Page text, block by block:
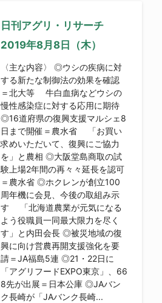
日刊アグリ・リサーチ
2019年8月8日（木）
〈主な内容〉 ◎ウシの疾病に対
する新たな制御法の効果を確認
＝北大等 牛白血病などウシの
慢性感染症に対する応用に期待
◎16道府県の復興支援マルシェ8
日まで開催＝農水省 「お買い
求めいただいて、復興にご協力
を」と農相 ◎大阪堂島商取の試
験上場2年間の再々々延長を認可
＝農水省 ◎ホクレンが創立100
周年機に会見、今後の取組み示
す 「北海道農業が元気になる
よう役職員一同最大限力を尽く
す」と内田会長 ◎被災地域の復
興に向け営農再開支援強化を要
請＝JA福島5連 ◎21・22日に
「アグリフードEXPO東京」、66
8先が出展＝日本公庫 ◎JAバン
ク長崎が「JAバンク長崎...